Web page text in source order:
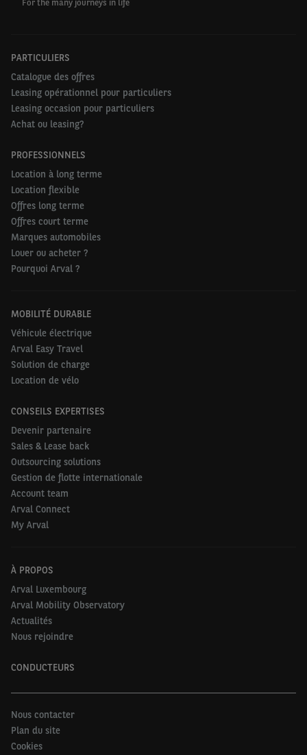
For the many journeys in life
PARTICULIERS
Catalogue des offres
Leasing opérationnel pour particuliers
Leasing occasion pour particuliers
Achat ou leasing?
PROFESSIONNELS
Location à long terme
Location flexible
Offres long terme
Offres court terme
Marques automobiles
Louer ou acheter ?
Pourquoi Arval ?
MOBILITÉ DURABLE
Véhicule électrique
Arval Easy Travel
Solution de charge
Location de vélo
CONSEILS EXPERTISES
Devenir partenaire
Sales & Lease back
Outsourcing solutions
Gestion de flotte internationale
Account team
Arval Connect
My Arval
À PROPOS
Arval Luxembourg
Arval Mobility Observatory
Actualités
Nous rejoindre
CONDUCTEURS
Nous contacter
Plan du site
Cookies